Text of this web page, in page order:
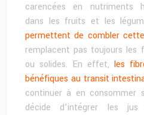
carencées en nutriments
dans les fruits et les
permettent de combler
remplacent pas toujours les
ou solides. En effet, les
bénéfiques au transit
continuer à en consommer
décide d’intégrer les